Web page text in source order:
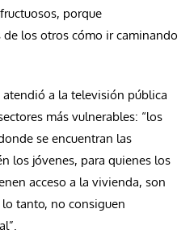
porque
los otros cómo ir caminando
a la televisión pública
más vulnerables: “los
se encuentran las
los jóvenes, para quienes los
acceso a la vivienda, son
tanto, no consiguen